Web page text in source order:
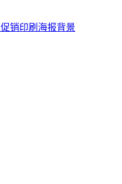
销印刷海报背景